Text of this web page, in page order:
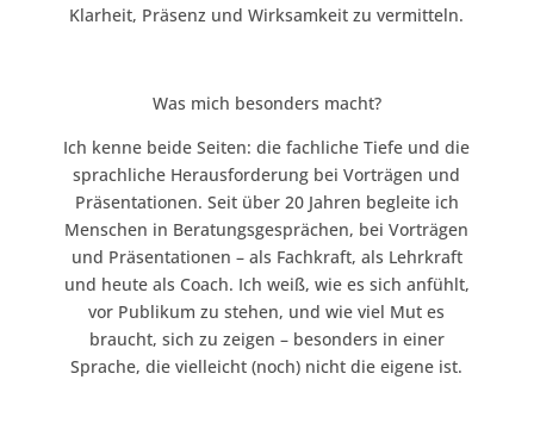
Klarheit, Präsenz und Wirksamkeit zu vermitteln.
Was mich besonders macht?
Ich kenne beide Seiten: die fachliche Tiefe und die
sprachliche Herausforderung bei Vorträgen und
Präsentationen. Seit über 20 Jahren begleite ich
Menschen in Beratungsgesprächen, bei Vorträgen
und Präsentationen – als Fachkraft, als Lehrkraft
und heute als Coach. Ich weiß, wie es sich anfühlt,
vor Publikum zu stehen, und wie viel Mut es
braucht, sich zu zeigen – besonders in einer
Sprache, die vielleicht (noch) nicht die eigene ist.